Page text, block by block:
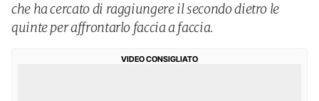
che ha cercato di raggiungere il secondo dietro le
quinte per affrontarlo faccia a faccia.
VIDEO CONSIGLIATO